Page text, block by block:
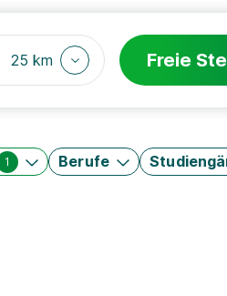
25 km Freie
1 Berufe